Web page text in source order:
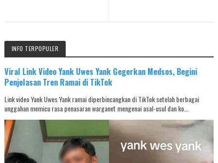
INFO TERPOPULER
Viral Link Video Yank Uwes Yank Gegerkan Medsos, Begini
Penjelasan Tren Ramai di TikTok
Link video Yank Uwes Yank ramai diperbincangkan di TikTok setelah berbagai
unggahan memicu rasa penasaran warganet mengenai asal-usul dan ko...